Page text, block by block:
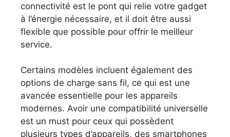
connectivité est le pont qui relie votre gadget
à l’énergie nécessaire, et il doit être aussi
flexible que possible pour offrir le meilleur
service.
Certains modèles incluent également des
options de charge sans fil, ce qui est une
avancée essentielle pour les appareils
modernes. Avoir une compatibilité universelle
est un must pour ceux qui possèdent
plusieurs types d’appareils, des smartphones